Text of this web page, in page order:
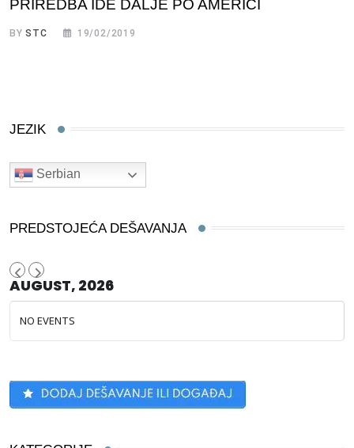
PRIREDBA IDE DALJE PO AMERICI
BYSTC 19/02/2019
JEZIK
Serbian
PREDSTOJEĆA DEŠAVANJA
AUGUST, 2026
NO EVENTS